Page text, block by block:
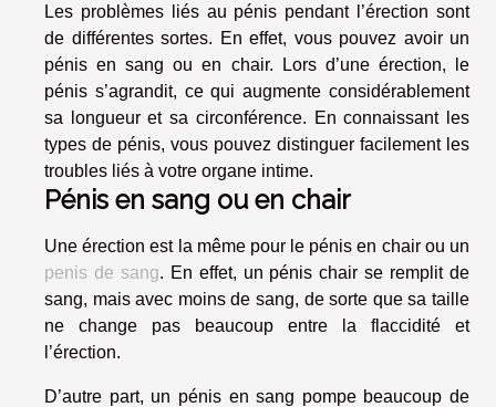
Les problèmes liés au pénis pendant l’érection sont
de différentes sortes. En effet, vous pouvez avoir un
pénis en sang ou en chair. Lors d’une érection, le
pénis s’agrandit, ce qui augmente considérablement
sa longueur et sa circonférence. En connaissant les
types de pénis, vous pouvez distinguer facilement les
troubles liés à votre organe intime.
Pénis en sang ou en chair
Une érection est la même pour le pénis en chair ou un
penis de sang. En effet, un pénis chair se remplit de
sang, mais avec moins de sang, de sorte que sa taille
ne change pas beaucoup entre la flaccidité et
l’érection.
D’autre part, un pénis en sang pompe beaucoup de